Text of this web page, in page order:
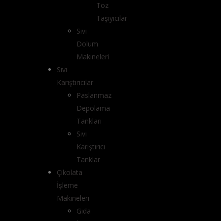
Toz
Taşıyıcılar
Sıvı
Dolum
Makineleri
Sıvı
Karıştırıcılar
Paslanmaz
Depolama
Tankları
Sıvı
Karıştırıcı
Tanklar
Çikolata
İşleme
Makineleri
Gıda